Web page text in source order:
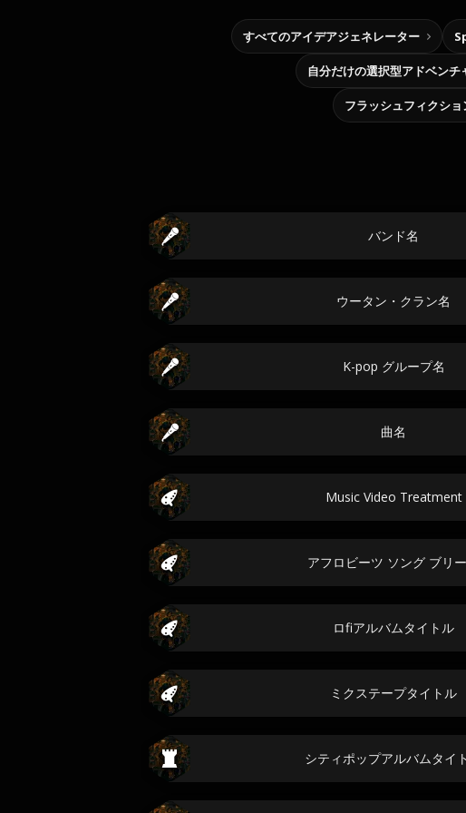
すべてのアイデアジェネレーター
フラッシュフィクショ
バンド名
ウータン・クラン名
K-pop グループ名
曲名
Music Video Treatment
アフロビーツ ソング ブリ
ロfiアルバムタイトル
ミクステープタイトル
シティポップアルバムタイ